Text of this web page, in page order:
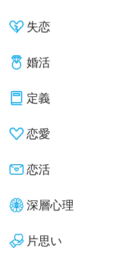
失恋
婚活
定義
恋愛
恋活
深層心理
片思い